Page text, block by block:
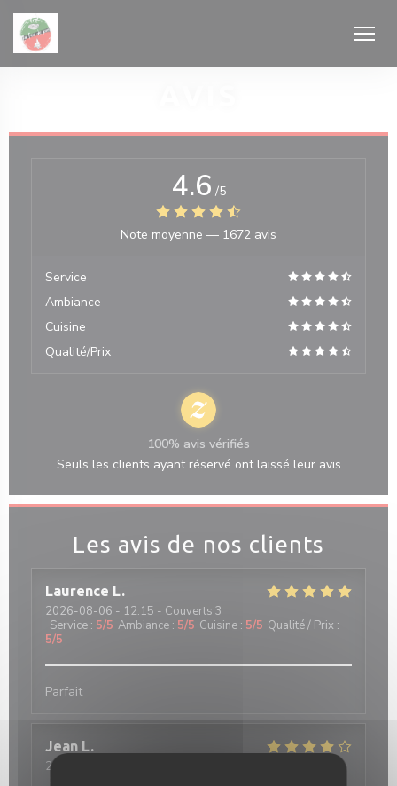
Personnalisation de vos choix en matière de cookies
Les avis de nos clients
Laurence L
2026-08-06 - 12:15 - Couverts 3
Service : 5/5 Ambiance : 5/5 Cuisine : 5/5 Qualité / Prix :
5/5
Parfait
Jean L
2026-08-04
4.6 /5
Note moyenne — 1672 avis
Service
Ambiance
Cuisine
Qualité/Prix
100% avis vérifiés
Seuls les clients ayant réservé ont laissé leur avis